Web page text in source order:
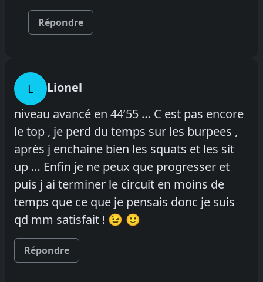
Répondre
L
Lionel
niveau avancé en 44’55 … C est pas encore
le top , je perd du temps sur les burpees ,
après j enchaine bien les squats et les sit
up … Enfin je ne peux que progresser et
puis j ai terminer le circuit en moins de
temps que ce que je pensais donc je suis
qd mm satisfait ! 😉 🙂
Répondre